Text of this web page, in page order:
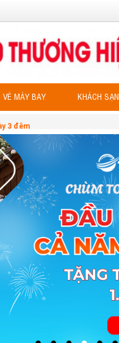
VÉ MÁY BAY KHÁCH SẠN
3 đêm